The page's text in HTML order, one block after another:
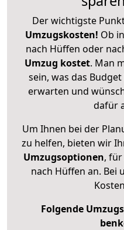
Der wichtigste
Umzugskosten! Ob
nach Hüffen oder
Umzug kostet. Man
sein, was das
erwarten und
dafür
Um Ihnen bei der
zu helfen, bieten wir
Umzugsoptionen,
nach Hüffen an. Bei
Folgende